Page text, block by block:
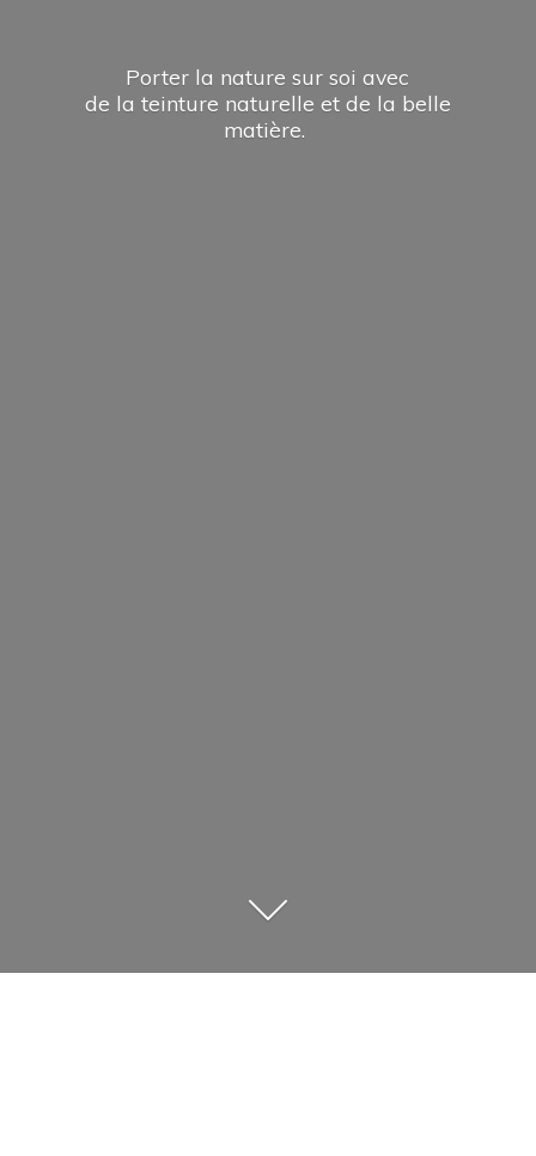
Porter la nature sur soi avec
de la teinture naturelle et de la belle
matière.